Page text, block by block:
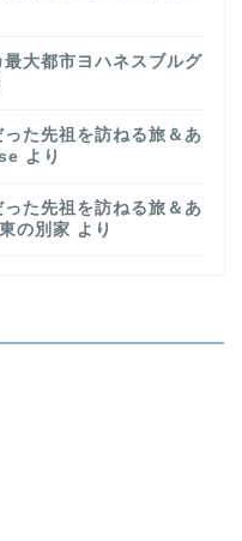
大都市ヨハネスブルグ
た先祖を訪ねる旅＆あ
より
た先祖を訪ねる旅＆あ
の別家 より